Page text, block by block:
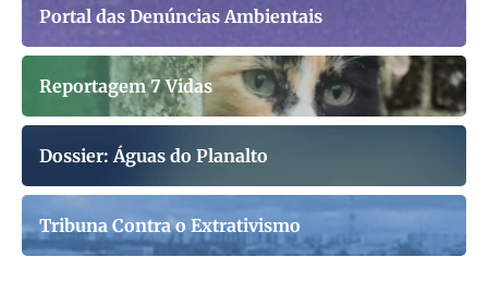
Portal das Denúncias Ambientais
Reportagem 7 Vidas
Dossier: Águas do Planalto
Tribuna Contra o Extrativismo